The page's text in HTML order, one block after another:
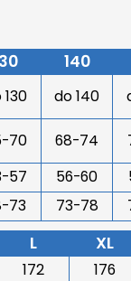
140
do 140
70 68-74
57 56-60
73 73-78
L XL
172 176